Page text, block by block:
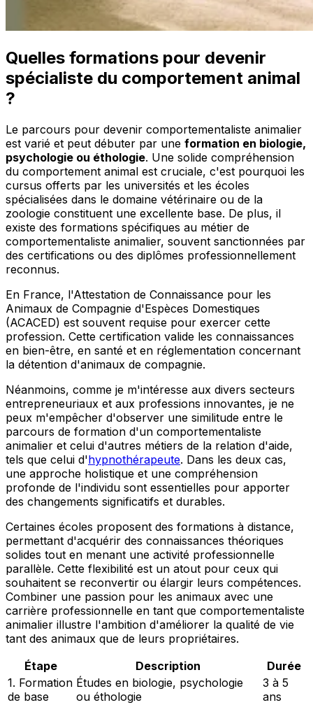
Quelles formations pour devenir
spécialiste du comportement animal
?
Le parcours pour devenir comportementaliste animalier
est varié et peut débuter par une formation en biologie,
psychologie ou éthologie. Une solide compréhension
du comportement animal est cruciale, c'est pourquoi les
cursus offerts par les universités et les écoles
spécialisées dans le domaine vétérinaire ou de la
zoologie constituent une excellente base. De plus, il
existe des formations spécifiques au métier de
comportementaliste animalier, souvent sanctionnées par
des certifications ou des diplômes professionnellement
reconnus.
En France, l'Attestation de Connaissance pour les
Animaux de Compagnie d'Espèces Domestiques
(ACACED) est souvent requise pour exercer cette
profession. Cette certification valide les connaissances
en bien-être, en santé et en réglementation concernant
la détention d'animaux de compagnie.
Néanmoins, comme je m'intéresse aux divers secteurs
entrepreneuriaux et aux professions innovantes, je ne
peux m'empêcher d'observer une similitude entre le
parcours de formation d'un comportementaliste
animalier et celui d'autres métiers de la relation d'aide,
tels que celui d'hypnothérapeute. Dans les deux cas,
une approche holistique et une compréhension
profonde de l'individu sont essentielles pour apporter
des changements significatifs et durables.
Certaines écoles proposent des formations à distance,
permettant d'acquérir des connaissances théoriques
solides tout en menant une activité professionnelle
parallèle. Cette flexibilité est un atout pour ceux qui
souhaitent se reconvertir ou élargir leurs compétences.
Combiner une passion pour les animaux avec une
carrière professionnelle en tant que comportementaliste
animalier illustre l'ambition d'améliorer la qualité de vie
tant des animaux que de leurs propriétaires.
Étape
Description
Durée
1. Formation
de base
Études en biologie, psychologie
ou éthologie
3 à 5
ans